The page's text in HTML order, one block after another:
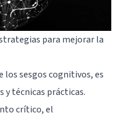
para mejorar la
sesgos cognitivos, es
y técnicas prácticas.
crítico, el